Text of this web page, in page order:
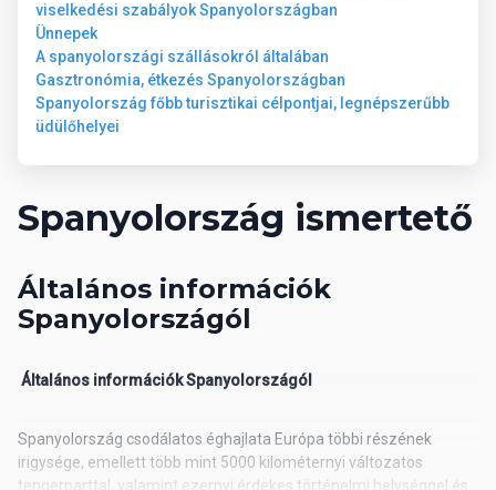
viselkedési szabályok Spanyolországban
Ünnepek
A spanyolországi szállásokról általában
Gasztronómia, étkezés Spanyolországban
Spanyolország főbb turisztikai célpontjai, legnépszerűbb
üdülőhelyei
Spanyolország ismertető
Általános információk
Spanyolországól
Általános információk Spanyolországól
Spanyolország csodálatos éghajlata Európa többi részének
irigysége, emellett több mint 5000 kilométernyi változatos
tengerparttal, valamint ezernyi érdekes történelmi helységgel és